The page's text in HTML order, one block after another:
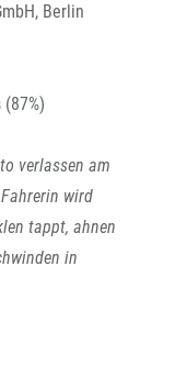
Berlin
verlassen am
wird
tappt, ahnen
in